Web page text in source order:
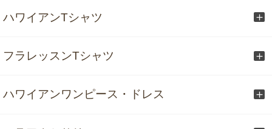
ハワイアンTシャツ
フラレッスンTシャツ
ハワイアンワンピース・ドレス